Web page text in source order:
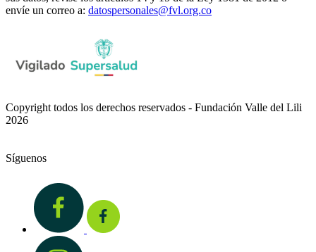
envíe un correo a: datospersonales@fvl.org.co
Copyright todos los derechos reservados - Fundación Valle del Lili
2026
Síguenos